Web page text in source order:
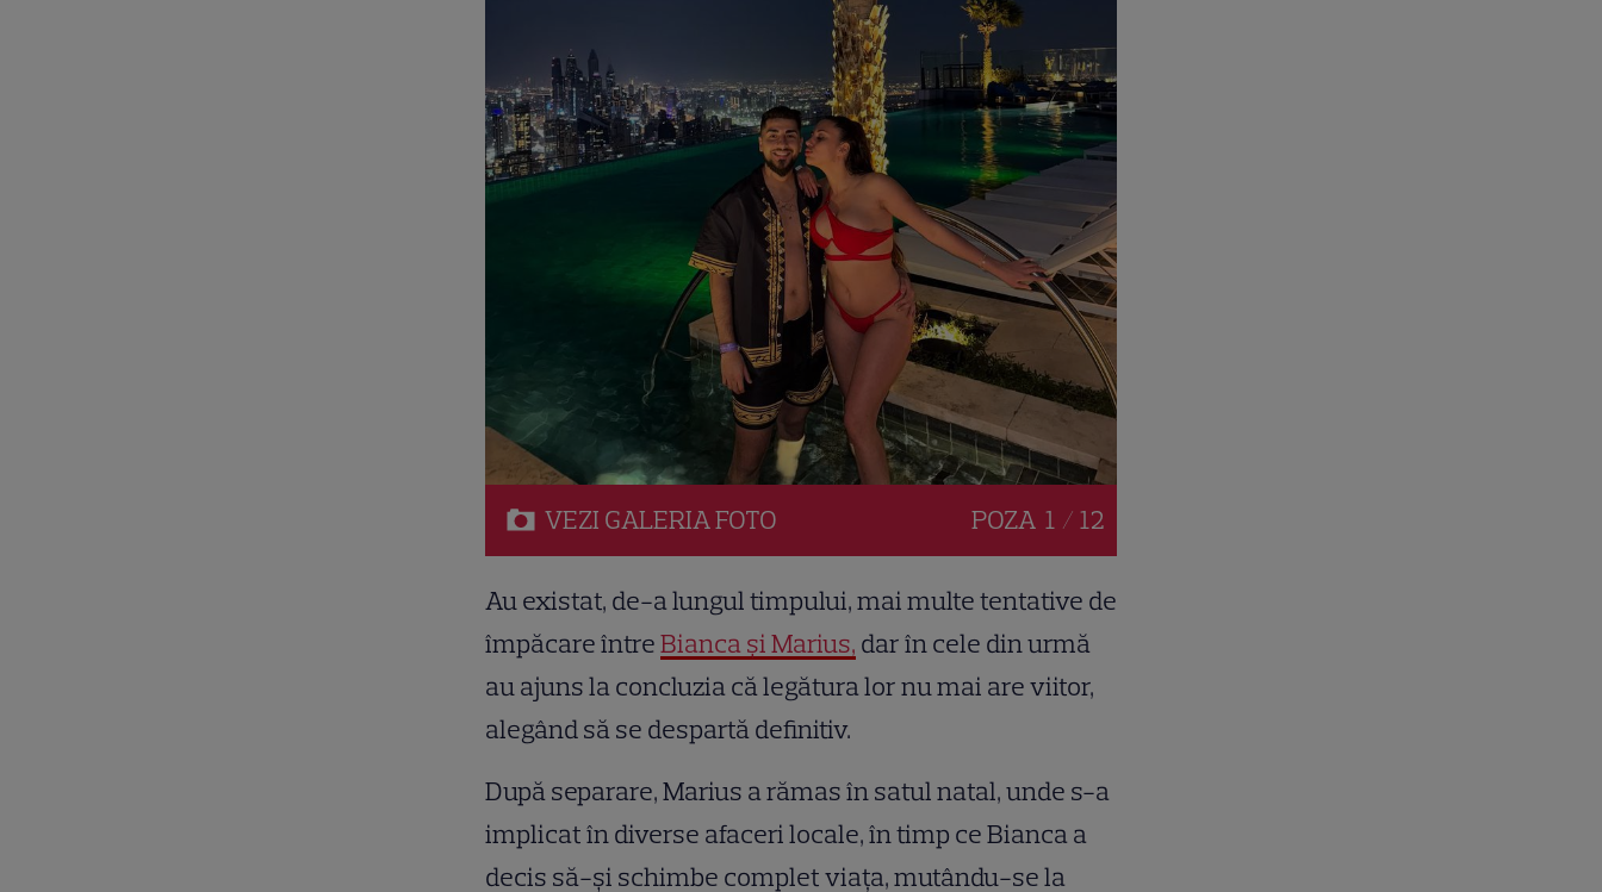
VEZI GALERIAFOTO POZA 1 / 12
Au existat, de-a lungul timpului, mai multe tentative de
împăcare întreBianca și Marius, dar în cele din urmă
au ajuns la concluzia că legătura lor nu mai are viitor,
alegând să se despartă definitiv.
După separare, Marius a rămas în satul natal, unde s-a
implicat în diverse afaceri locale, în timp ce Bianca a
decis să-și schimbe complet viața, mutându-se la